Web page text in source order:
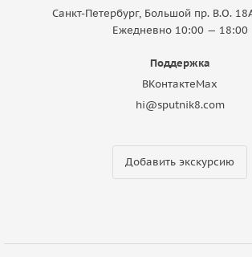
Санкт-Петербург, Большой пр. В.О.
Ежедневно 10:00 — 18:00
Поддержка
ВКонтактеMax
hi@sputnik8.com
Добавить экскурсию